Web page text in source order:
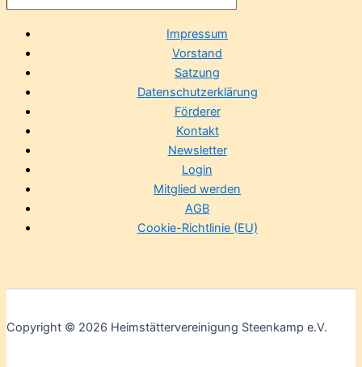
Impressum
Vorstand
Satzung
Datenschutzerklärung
Förderer
Kontakt
Newsletter
Login
Mitglied werden
AGB
Cookie-Richtlinie (EU)
Copyright © 2026 Heimstättervereinigung Steenkamp e.V.